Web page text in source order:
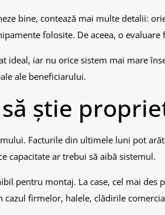
bine, contează mai multe detalii:
folosite. De aceea, o
ideal, iar nu orice sistem mai mare
ale beneficiarului.
știe
Facturile din ultimele luni pot
capacitate ar trebui să aibă sistemul.
pentru montaj. La case, cel mai des
firmelor, halele, clădirile